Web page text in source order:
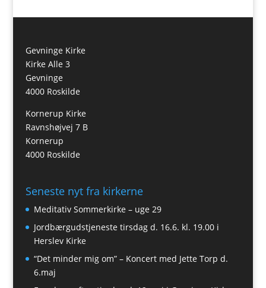
Gevninge Kirke
Kirke Alle 3
Gevninge
4000 Roskilde
Kornerup Kirke
Ravnshøjvej 7 B
Kornerup
4000 Roskilde
Seneste nyt fra kirkerne
Meditativ Sommerkirke – uge 29
Jordbærgudstjeneste tirsdag d. 16.6. kl. 19.00 i
Herslev Kirke
“Det minder mig om” – Koncert med Jette Torp d.
6.maj